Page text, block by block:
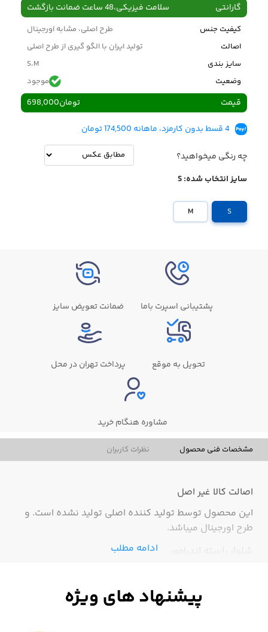
گارانتی سلامت فیزیکی،48 ساعت ضمانت بازگشت
کیفیت جنس
طرح اصلی، مشابه اورجینال
اصالت
تولید ایران با الگو گیری از طرح اصلی
سایز بندی
S،M
وضعیت
موجود
قیمت 698,000تومان
4 قسط بدون کارمزد، ماهانه 174,500 تومان
چه رنگی میخواهید؟
سایز انتخاب شده:S
S
M
پشتیبانی اسپرت باما ضمانت تعویض سایز
تحویل به موقع پرداخت تهران در محل
مشاوره هنگام خرید
مشخصات فنی محصول نظرات کاربران
اصالت کالا غیر اصل
این محصول توسط تولید کننده اصلی تولید نشده است. و
طرح اورجینال میباشد.
شلوار راسته اندرامور ادامه مطلب